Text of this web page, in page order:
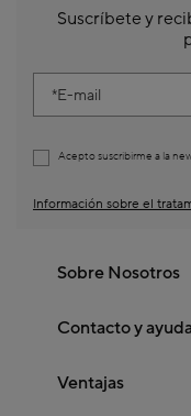
Suscríbete y
E-mail
Acepto suscribirme a la
Información sobre el
Sobre Nosotros
Contacto y
Ventajas